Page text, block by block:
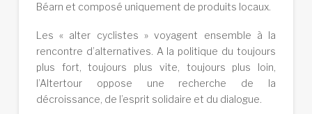
Béarn et composé uniquement de produits locaux.
Les « alter cyclistes » voyagent ensemble à la
rencontre d’alternatives. A la politique du toujours
plus fort, toujours plus vite, toujours plus loin,
l’Altertour oppose une recherche de la
décroissance, de l’esprit solidaire et du dialogue.